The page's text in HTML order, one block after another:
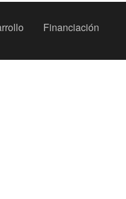
Financiación